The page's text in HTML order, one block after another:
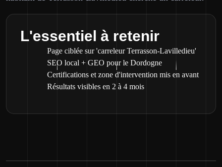
L'essentiel à retenir
Page ciblée sur 'carreleur Terrasson-Lavilledieu'
SEO local + GEO pour le Dordogne
Certifications et zone d'intervention mis en avant
Résultats visibles en 2 à 4 mois